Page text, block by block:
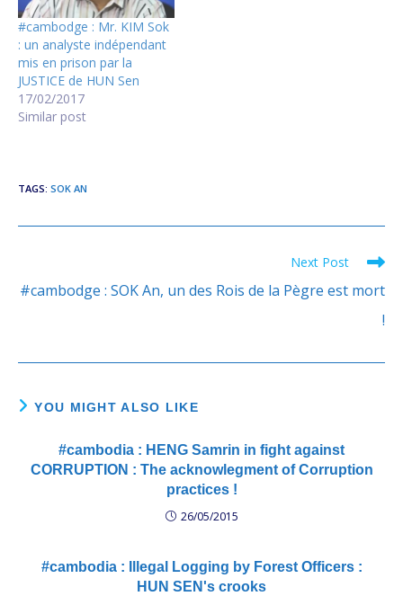
#cambodge : Mr. KIM Sok
: un analyste indépendant
mis en prison par la
JUSTICE de HUN Sen
17/02/2017
Similar post
TAGS: SOK AN
more
Next Post
#cambodge : SOK An, un des Rois de la Pègre est mort
!
YOU MIGHT ALSO LIKE
#cambodia : HENG Samrin in fight against
CORRUPTION : The acknowlegment of Corruption
practices !
26/05/2015
#cambodia : Illegal Logging by Forest Officers :
HUN SEN's crooks